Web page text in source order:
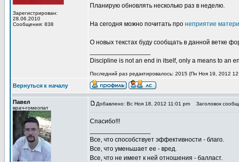
Зарегистрирован:
28.06.2010
Сообщения: 838
Планирую обновлять несколько раз в неделю.
На сегодня можно почитать про неприятие
О новых текстах буду сообщать в данной ветке
Discipline is not an end in itself, only a means to an
Последний раз редактировалось: 2015 (Пн Ноя 19, 2012
Вернуться к началу
Павел
врач-гомеопат
Добавлено: Вс Ноя 18, 2012 11:01 pm Заголовок
Спасибо!!!
Все, что способствует эффективности - благо.
Все, что уменьшает ее - вред.
Все, что не имеет к ней отношения - балласт.